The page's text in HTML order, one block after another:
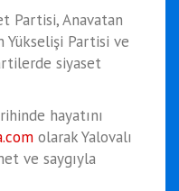
Partisi, Anavatan
Yükselişi Partisi ve
siyaset
hayatını
olarak Yalovalı
ve saygıyla